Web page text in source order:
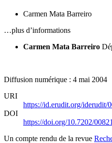
Carmen Mata Barreiro
…plus d’informations
Carmen Mata Barreiro
Diffusion numérique : 4 mai 2004
URI
https://id.erudit.org/iderudit/
DOI
https://doi.org/10.7202/
Un compte rendu de la revue